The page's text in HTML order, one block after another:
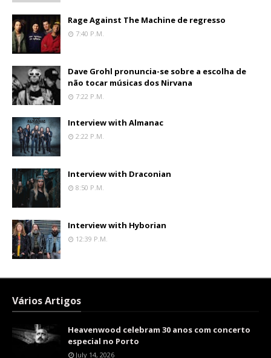
Rage Against The Machine de regresso
7:40 P.m.
Dave Grohl pronuncia-se sobre a escolha de
não tocar músicas dos Nirvana
7:22 P.m.
Interview with Almanac
2:22 P.m.
Interview with Draconian
8:50 P.m.
Interview with Hyborian
12:39 P.m.
Vários Artigos
Heavenwood celebram 30 anos com concerto
especial no Porto
July 14, 2026